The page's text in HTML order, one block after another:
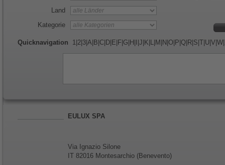
Land
Kategorie
Quicknavigation 1 2 3 A B C D E F G H J K L M N O P Q R S T U V W
EULUX SPA
Via Ignazio Silone
IT 82016 Montesarchio (Benevento)